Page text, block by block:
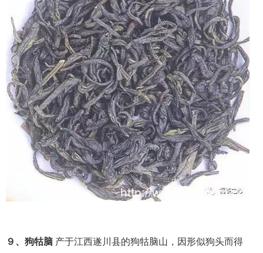
９、狗牯脑 产于江西遂川县的狗牯脑山，因形似狗头而得